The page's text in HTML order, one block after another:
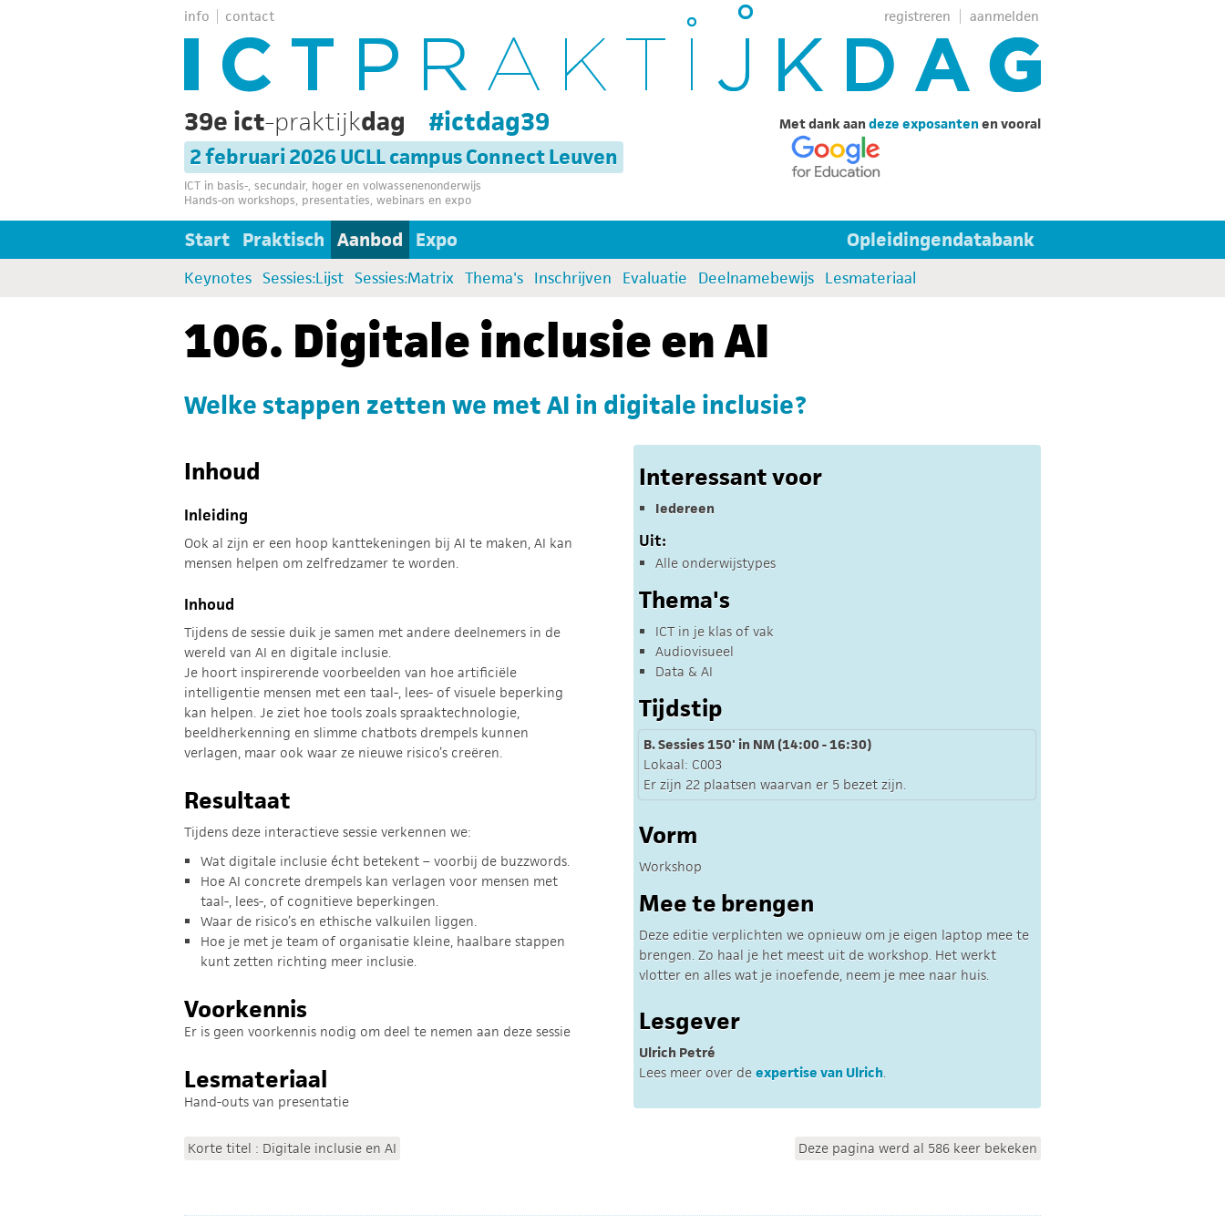
info contact aanmelden
registreren
Met dank aan deze exposantenen vooral
39e ict-praktijkdag #ictdag39
2 februari 2026 UCLL campus Connect Leuven
ICT in basis-, secundair, hoger en volwassenenonderwijs
Hands-on workshops, presentaties, webinars en expo
Start Praktisch Aanbod Expo Opleidingendatabank
Keynotes Sessies:Lijst Sessies:Matrix Thema's Inschrijven Evaluatie Deelnamebewijs Lesmateriaal
106. Digitale inclusie en AI
Welke stappen zetten we met AI in digitale inclusie?
Inhoud
Inleiding
Ook al zijn er een hoop kanttekeningen bij AI te maken, AI kan
mensen helpen om zelfredzamer te worden.
Inhoud
Tijdens de sessie duik je samen met andere deelnemers in de
wereld van AI en digitale inclusie.
Je hoort inspirerende voorbeelden van hoe artificiële
intelligentie mensen met een taal-, lees- of visuele beperking
kan helpen. Je ziet hoe tools zoals spraaktechnologie,
beeldherkenning en slimme chatbots drempels kunnen
verlagen, maar ook waar ze nieuwe risico’s creëren.
Resultaat
Tijdens deze interactieve sessie verkennen we:
Wat digitale inclusie écht betekent – voorbij de buzzwords.
Hoe AI concrete drempels kan verlagen voor mensen met
taal-, lees-, of cognitieve beperkingen.
Waar de risico’s en ethische valkuilen liggen.
Hoe je met je team of organisatie kleine, haalbare stappen
kunt zetten richting meer inclusie.
Voorkennis
Er is geen voorkennis nodig om deel te nemen aan deze sessie
Lesmateriaal
Hand-outs van presentatie
Interessant voor
Iedereen
Uit:
Alle onderwijstypes
Thema's
ICT in je klas of vak
Audiovisueel
Data & AI
Tijdstip
B. Sessies 150' in NM (14:00 - 16:30)
Lokaal: C003
Er zijn 22 plaatsen waarvan er 5 bezet zijn.
Vorm
Workshop
Mee te brengen
Deze editie verplichten we opnieuw om je eigen laptop mee te
brengen. Zo haal je het meest uit de workshop. Het werkt
vlotter en alles wat je inoefende, neem je mee naar huis.
Lesgever
Ulrich Petré
Lees meer over de expertise van Ulrich.
Korte titel : Digitale inclusie en AI Deze pagina werd al 586 keer bekeken